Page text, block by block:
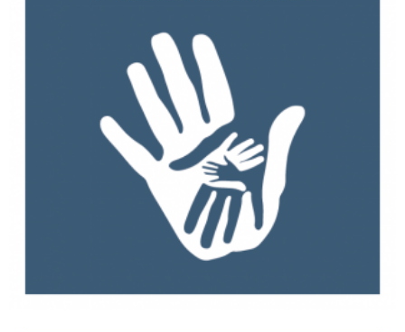
Notre sourcing